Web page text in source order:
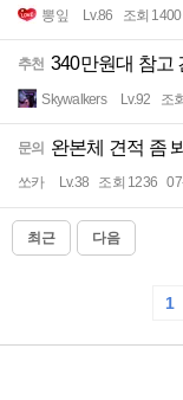
뽕잎 Lv.86 조회 1400
추천 340만원대 참고
Skywalkers Lv.92 조
문의 완본체 견적 좀
쏘카 Lv.38 조회 1236
최근 다음
1